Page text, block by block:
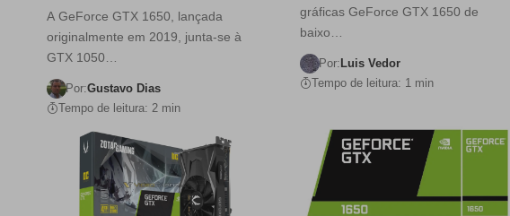
A GeForce GTX 1650, lançada
originalmente em 2019, junta-se à
GTX 1050…
Por:Gustavo Dias
Tempo de leitura: 2 min
gráficas GeForce GTX 1650 de
baixo…
Por: Luis Vedor
Tempo de leitura: 1 min